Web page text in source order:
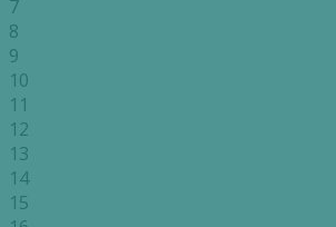
7
8
9
10
11
12
13
14
15